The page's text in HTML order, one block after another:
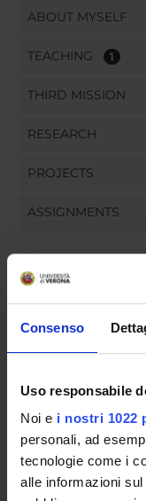
Consenso
Uso responsabile
Noi e i nostri 1022
personali, ad
tecnologie come i
alle informazioni
ABOUT MYSELF
TEACHING 1
THIRD MISSION
RESEARCH
PROJECTS
ASSIGNMENTS
ORGANISATION
COMMITTEES
DEPARTMENT
STUDENT